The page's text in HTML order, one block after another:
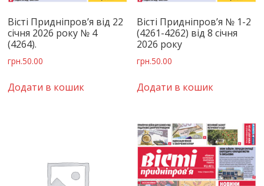
Вісті Придніпров’я від 22
січня 2026 року № 4
(4264).
грн.50.00
Додати в кошик
Вісті Придніпров’я № 1-2
(4261-4262) від 8 січня
2026 року
грн.50.00
Додати в кошик